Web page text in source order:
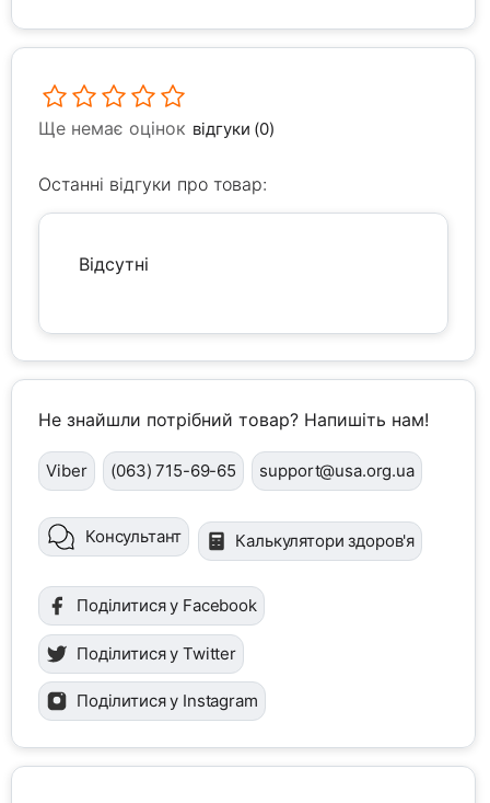
Ще немає оцінок відгуки (0)
Останні відгуки про товар:
Відсутні
Не знайшли потрібний товар? Напишіть нам!
Viber (063) 715-69-65 support@usa.org.ua
Консультант Калькулятори здоров'я
Поділитися у Facebook
Поділитися у Twitter
Поділитися у Instagram